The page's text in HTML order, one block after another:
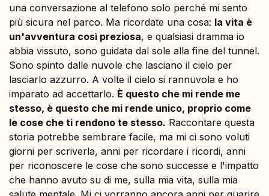
una conversazione al telefono solo perché mi sento
più sicura nel parco. Ma ricordate una cosa: la vita è
un'avventura così preziosa, e qualsiasi dramma io
abbia vissuto, sono guidata dal sole alla fine del tunnel.
Sono spinto dalle nuvole che lasciano il cielo per
lasciarlo azzurro. A volte il cielo si rannuvola e ho
imparato ad accettarlo. È questo che mi rende me
stesso, è questo che mi rende unico, proprio come
le cose che ti rendono te stesso. Raccontare questa
storia potrebbe sembrare facile, ma mi ci sono voluti
giorni per scriverla, anni per ricordare i ricordi, anni
per riconoscere le cose che sono successe e l'impatto
che hanno avuto su di me, sulla mia vita, sulla mia